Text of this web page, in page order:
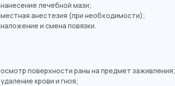
нанесение лечебной мази;
местная анестезия (при необходимости);
наложение и смена повязки.
осмотр поверхности раны на предмет заживления;
удаление крови и гноя;